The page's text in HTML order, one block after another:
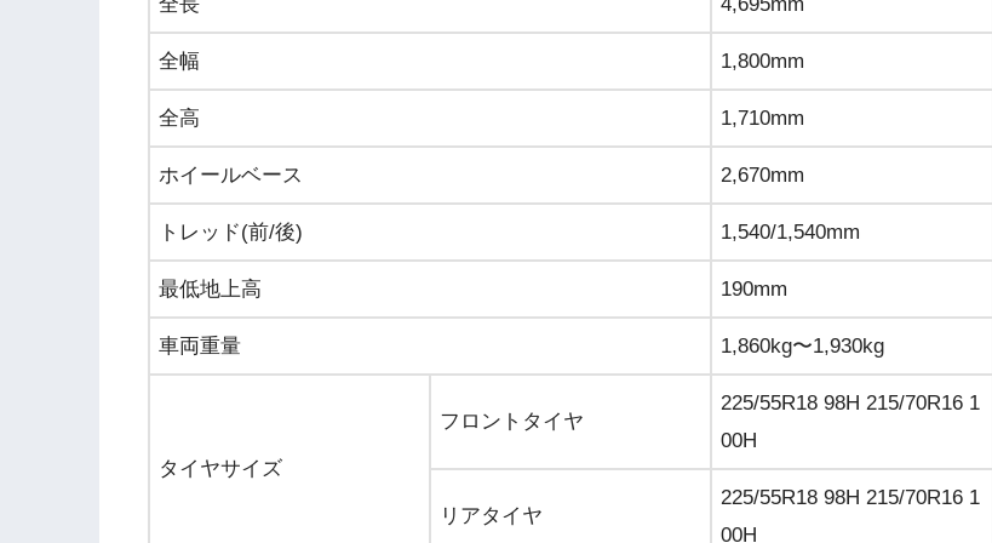
全長 4,695mm
全幅 1,800mm
全高 1,710mm
ホイールベース 2,670mm
トレッド(前/後) 1,540/1,540mm
最低地上高 190mm
車両重量 1,860kg〜1,930kg
タイヤサイズ
フロントタイヤ
225/55R18 98H 215/70R16 1
00H
リアタイヤ
225/55R18 98H 215/70R16 1
00H